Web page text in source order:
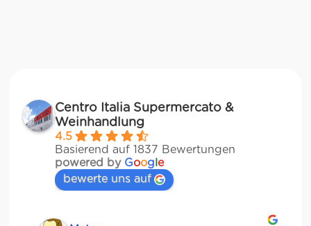
Centro Italia Supermercato &
Weinhandlung
4.5
Basierend auf 1837 Bewertungen
powered by Google
bewerte uns auf